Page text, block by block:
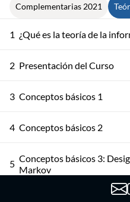
Complementarias 2021
1 ¿Qué es la teoría de la
2 Presentación del Curso
3 Conceptos básicos 1
4 Conceptos básicos 2
5 Conceptos básicos 3:
Markov